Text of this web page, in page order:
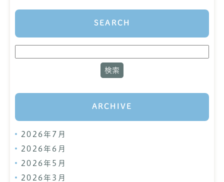
SEARCH
ARCHIVE
2026年7月
2026年6月
2026年5月
2026年3月